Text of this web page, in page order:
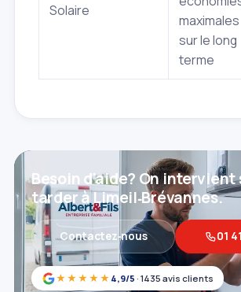
Solaire
maximales
sur le long
terme
★★★★★ 4,9/5 · 1435 avis clients
Besoin d'aide? On intervient
tarder à Limeil‑Brévannes.
Contactez‑nous 01